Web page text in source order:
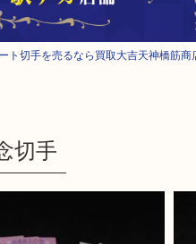
ト切手を売るなら買取大吉天神橋筋商
切手